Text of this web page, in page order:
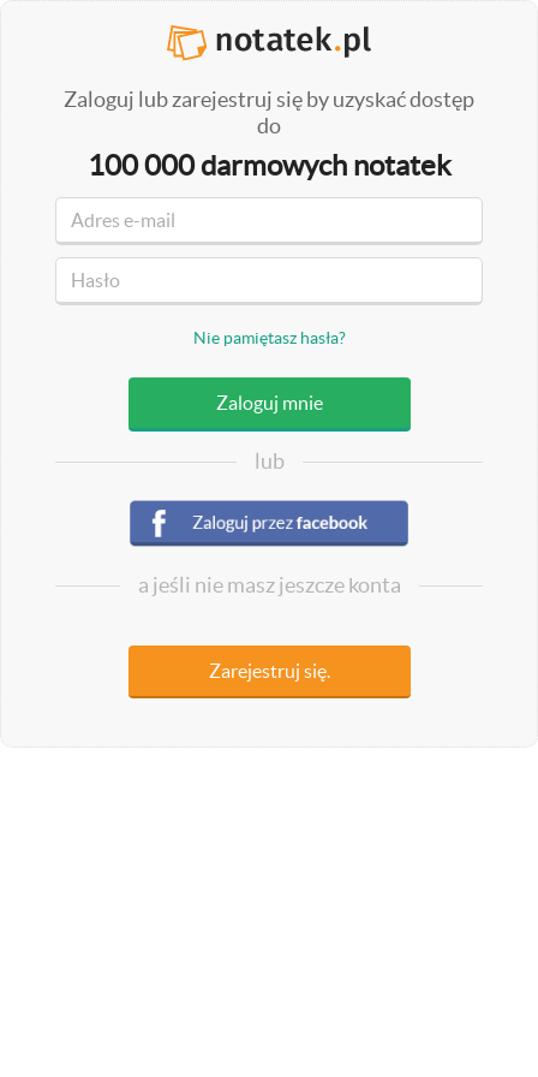
Zaloguj lub zarejestruj się by uzyskać dostęp
do
100 000 darmowych notatek
Nie pamiętasz hasła?
lub
a jeśli nie masz jeszcze konta
Zarejestruj się.